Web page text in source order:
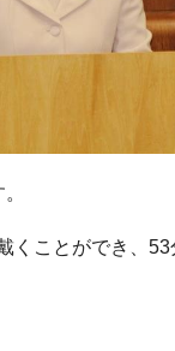
ことができ、